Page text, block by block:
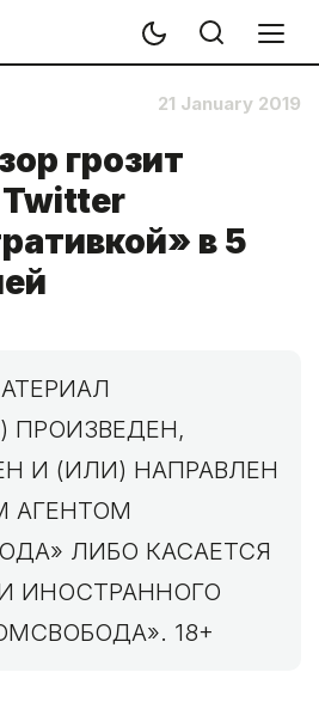
21 January 2019
грозит
Twitter
в 5
ПРОИЗВЕДЕН,
И (ИЛИ) НАПРАВЛЕН
АГЕНТОМ
ЛИБО КАСАЕТСЯ
ИНОСТРАННОГО
18+